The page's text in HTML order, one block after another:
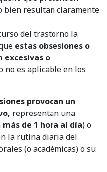
bien resultan claramente
del trastorno la
estas obsesiones o
excesivas o
no es aplicable en los
provocan un
representan una
más de 1 hora al día) o
la rutina diaria del
(o académicas) o su